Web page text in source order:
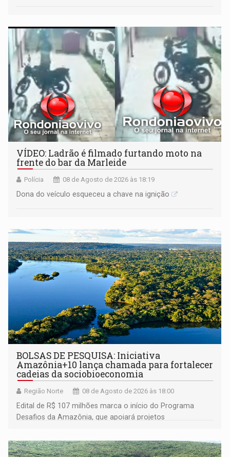
VÍDEO: Ladrão é filmado furtando moto na
frente do bar da Marleide
Polícia 08 de Agosto de 2026 às 18:19
Dona do veículo esqueceu a chave na ignição
BOLSAS DE PESQUISA: Iniciativa
Amazônia+10 lança chamada para fortalecer
cadeias da sociobioeconomia
Região Norte 08 de Agosto de 2026 às 18:00
Edital de R$ 107 milhões marca o início do Programa
Desafios da Amazônia, que apoiará projetos
submissão de pré-propostas poderá ser feita até 1º de
setembro